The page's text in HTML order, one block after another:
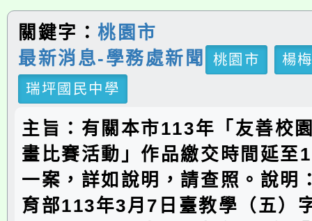
關鍵字：桃園市
最新消息-學務處新聞
桃園市
楊
瑞坪國民中學
主旨：有關本市113年「友善校
畫比賽活動」作品繳交時間延至
一案，詳如說明，請查照。說明
育部113年3月7日臺教學（五）